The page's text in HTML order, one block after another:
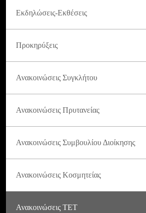
Εκδηλώσεις-Εκθέσεις
Προκηρύξεις
Ανακοινώσεις Συγκλήτου
Ανακοινώσεις Πρυτανείας
Ανακοινώσεις Συμβουλίου Διοίκησης
Ανακοινώσεις Κοσμητείας
Ανακοινώσεις ΤΕΤ